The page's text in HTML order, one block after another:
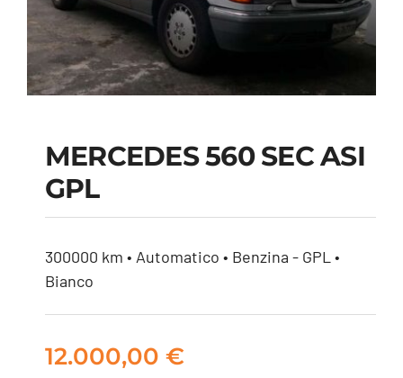
MERCEDES 560 SEC
MERCEDES 560 SEC ASI
GPL
300000 km • Automatico • Benzina - GPL •
Bianco
12.000,00 €